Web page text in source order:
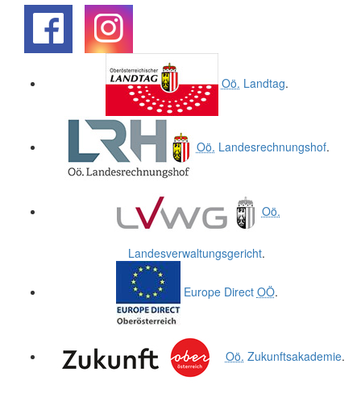
Oö. Landtag.
Oö. Landesrechnungshof.
Oö.
Landesverwaltungsgericht.
Europe Direct OÖ.
Oö. Zukunftsakademie.